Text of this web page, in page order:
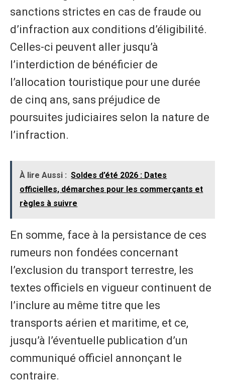
sanctions strictes en cas de fraude ou
d’infraction aux conditions d’éligibilité.
Celles-ci peuvent aller jusqu’à
l’interdiction de bénéficier de
l’allocation touristique pour une durée
de cinq ans, sans préjudice de
poursuites judiciaires selon la nature de
l’infraction.
À lire Aussi : Soldes d’été 2026 : Dates
officielles, démarches pour les commerçants et
règles à suivre
En somme, face à la persistance de ces
rumeurs non fondées concernant
l’exclusion du transport terrestre, les
textes officiels en vigueur continuent de
l’inclure au même titre que les
transports aérien et maritime, et ce,
jusqu’à l’éventuelle publication d’un
communiqué officiel annonçant le
contraire.